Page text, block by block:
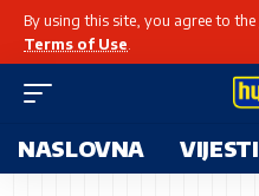
By using this site, you agree to the
Terms of Use
NASLOVNA VIJESTI